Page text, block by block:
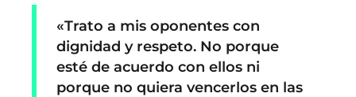
«Trato a mis oponentes con
dignidad y respeto. No porque
esté de acuerdo con ellos ni
porque no quiera vencerlos en las